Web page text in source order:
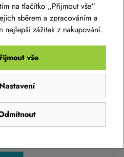
produktu a pomožte tak dalším
na tlačítko „Přijmout vše“
sběrem a zpracováním a
nejlepší zážitek z nakupování.
Nastavení
vše